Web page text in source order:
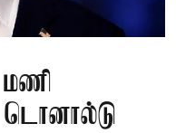
டொனால்டு